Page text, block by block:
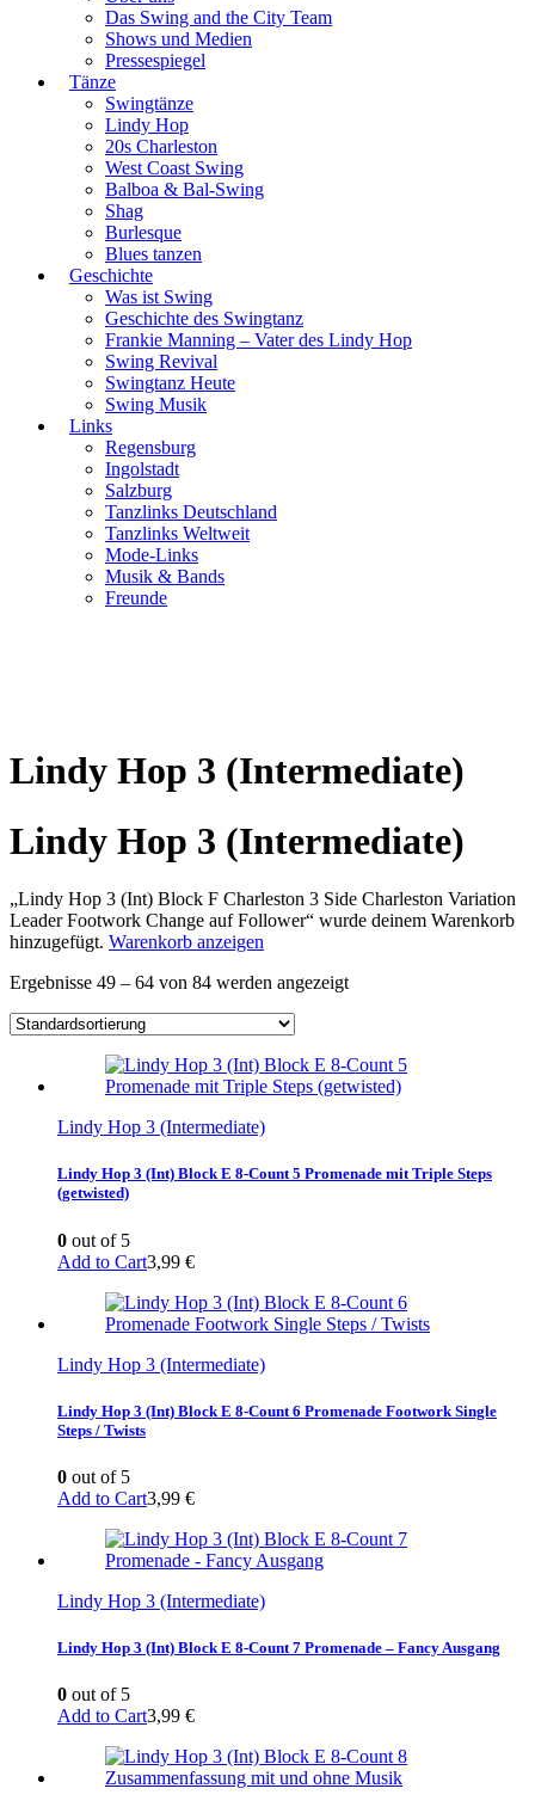
Das Swing and the City Team
Shows und Medien
Pressespiegel
Tänze
Swingtänze
Lindy Hop
20s Charleston
West Coast Swing
Balboa & Bal-Swing
Shag
Burlesque
Blues tanzen
Geschichte
Was ist Swing
Geschichte des Swingtanz
Frankie Manning – Vater des Lindy Hop
Swing Revival
Swingtanz Heute
Swing Musik
Links
Regensburg
Ingolstadt
Salzburg
Tanzlinks Deutschland
Tanzlinks Weltweit
Mode-Links
Musik & Bands
Freunde
Lindy Hop 3 (Intermediate)
Lindy Hop 3 (Intermediate)
„Lindy Hop 3 (Int) Block F Charleston 3 Side Charleston Variation
Leader Footwork Change auf Follower“ wurde deinem Warenkorb
hinzugefügt. Warenkorb anzeigen
Ergebnisse 49 – 64 von 84 werden angezeigt
Lindy Hop 3 (Intermediate)
Lindy Hop 3 (Int) Block E 8-Count 5 Promenade mit Triple Steps
(getwisted)
0 out of 5
Add to Cart3,99 €
Lindy Hop 3 (Intermediate)
Lindy Hop 3 (Int) Block E 8-Count 6 Promenade Footwork Single
Steps / Twists
0 out of 5
Add to Cart3,99 €
Lindy Hop 3 (Intermediate)
Lindy Hop 3 (Int) Block E 8-Count 7 Promenade – Fancy Ausgang
0 out of 5
Add to Cart3,99 €